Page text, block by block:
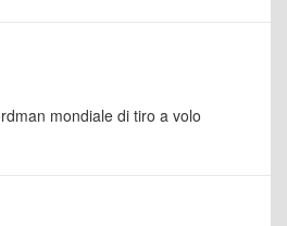
mondiale di tiro a volo